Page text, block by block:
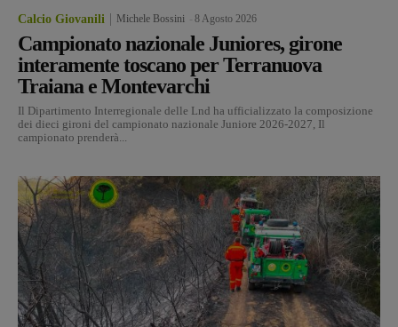
Calcio Giovanili Michele Bossini 8 Agosto 2026
Campionato nazionale Juniores, girone
interamente toscano per Terranuova
Traiana e Montevarchi
Il Dipartimento Interregionale delle Lnd ha ufficializzato la composizione
dei dieci gironi del campionato nazionale Juniore 2026-2027, Il
campionato prenderà...